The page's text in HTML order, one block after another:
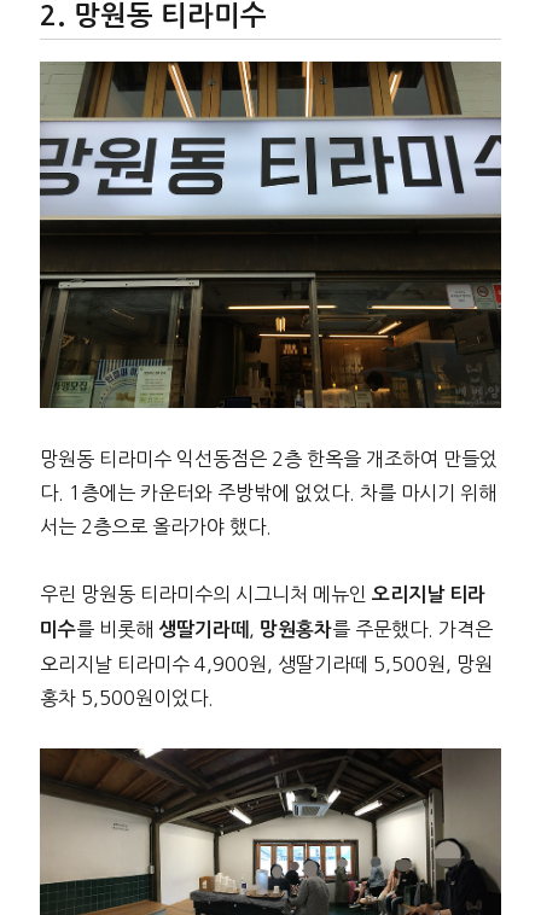
망원동 티라미수
망원동 티라미수 익선동점은 2층 한옥을 개조하여 만들었
다. 1층에는 카운터와 주방밖에 없었다. 차를 마시기 위해
서는 2층으로 올라가야 했다.
우린 망원동 티라미수의 시그니처 메뉴인 오리지날 티라
미수를 비롯해 생딸기라떼 , 망원홍차를 주문했다. 가격은
오리지날 티라미수 4,900원, 생딸기라떼 5,500원, 망원
홍차 5,500원이었다.